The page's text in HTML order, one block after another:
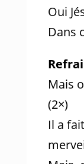
Oui
Dans
Mais
(2×)
Il a